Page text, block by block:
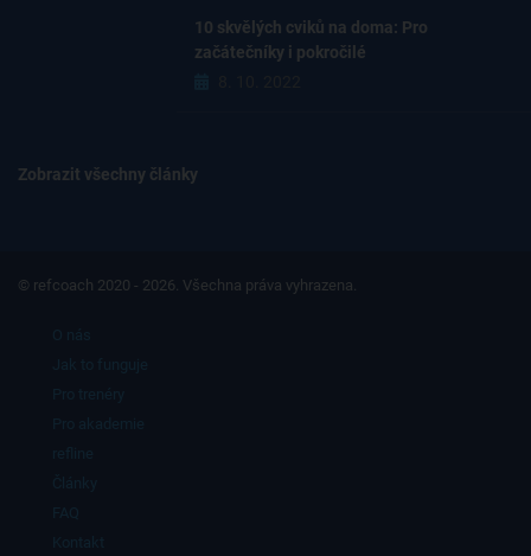
10 skvělých cviků na doma: Pro
začátečníky i pokročilé
Zobrazit všechny články
© refcoach 2020 - 2026. Všechna práva vyhrazena.